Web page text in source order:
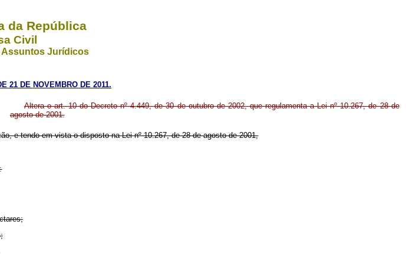
da República
Civil
Assuntos Jurídicos
21 DE NOVEMBRO DE 2011.
Altera o art. 10 do Decreto nº 4.449, de 30 de outubro de 2002, que regulamenta a Lei nº 10.267, de 28 de
agosto de 2001.
e tendo em vista o disposto na Lei nº 10.267, de 28 de agosto de 2001,